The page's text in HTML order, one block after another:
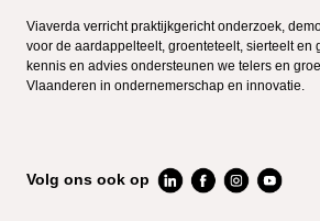
Viaverda verricht praktijkgericht onderzoek,
voor de aardappelteelt, groenteteelt, sierteelt en
kennis en advies ondersteunen we telers en
Vlaanderen in ondernemerschap en innovatie.
Volg ons ook op